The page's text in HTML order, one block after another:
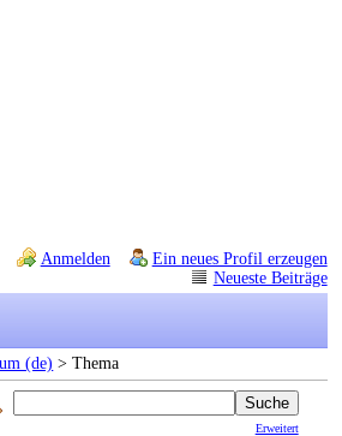
Anmelden
Ein neues Profil erzeugen
Neueste Beiträge
(de) > Thema
Erweitert